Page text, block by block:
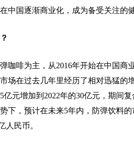
中国逐渐商业化，成为备受关注的
咖啡为主，从2016年开始在中国
场在过去几年里经历了相对迅猛
亿元增加到2022年的30亿元，期间
下，预计在未来5年内，防弹饮料
人民币。